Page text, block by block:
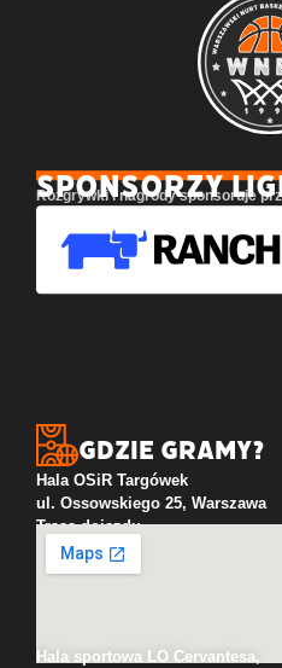
SPONSORZY
Rozgrywki i nagrody sponsoruje
Gdzie gramy?
Hala OSiR Targówek
ul. Ossowskiego 25, Warszawa
Trasa dojazdu
Hala sportowa LO Cervantesa,